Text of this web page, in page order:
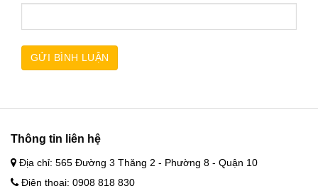
Thông tin liên hệ
Địa chỉ: 565 Đường 3 Thăng 2 - Phường 8 - Quận 10
Điện thoại: 0908 818 830